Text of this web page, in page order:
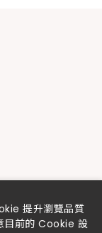
提升瀏覽品質
目前的 Cookie 設